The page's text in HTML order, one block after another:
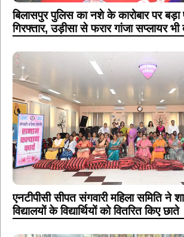
बिलासपुर पुलिस का नशे के कारोबार पर बड़ा
गिरफ्तार, उड़ीसा से फरार गांजा सप्लायर भी
एनटीपीसी सीपत संगवारी महिला समिति ने
विद्यालयों के विद्यार्थियों को वितरित किए छाते